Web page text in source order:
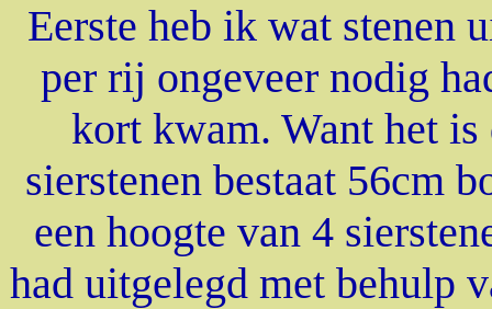
Eerste heb ik wat stenen
per rij ongeveer nodig
kort kwam. Want het
sierstenen bestaat 56cm
een hoogte van 4
had uitgelegd met behulp